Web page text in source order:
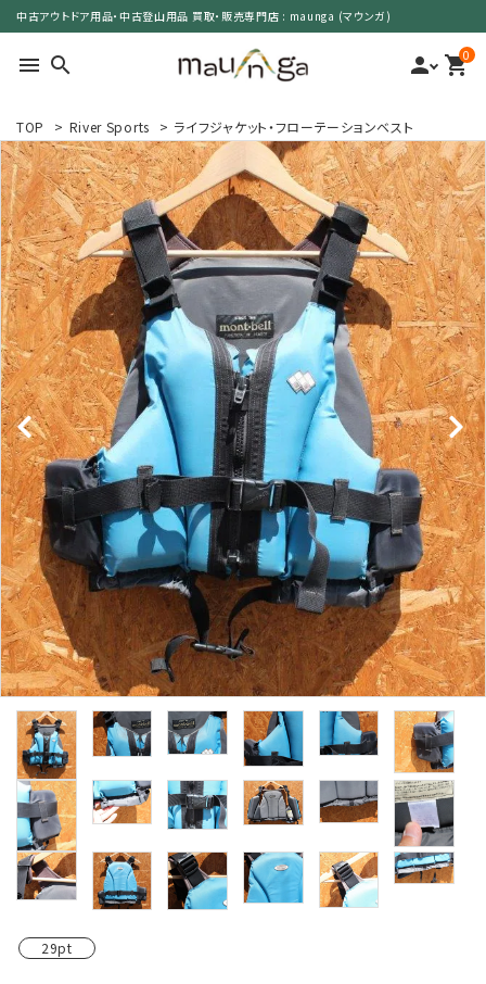
中古アウトドア用品・中古登山用品 買取・販売専門店 : maunga (マウンガ)
menu search person 0
shopping_cart
search
カテゴリーで選ぶ
サイズで選ぶ
特集で選ぶ
価格で選ぶ
買取案内
レンタル・修理
店舗情報
POLICY
INFORMATION
ACCOUNT MENU
ようこそ ゲスト 様
meeting_room ログイン person 新規会員登録
TOP > River Sports > ライフジャケット・フローテーションベスト
29pt